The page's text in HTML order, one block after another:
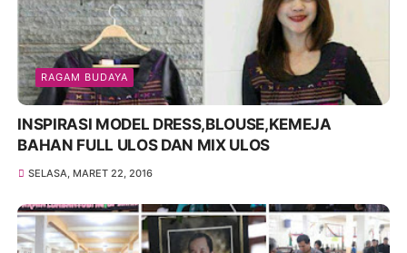
RAGAM BUDAYA
INSPIRASI MODEL DRESS,BLOUSE,KEMEJA
BAHAN FULL ULOS DAN MIX ULOS
SELASA, MARET 22, 2016